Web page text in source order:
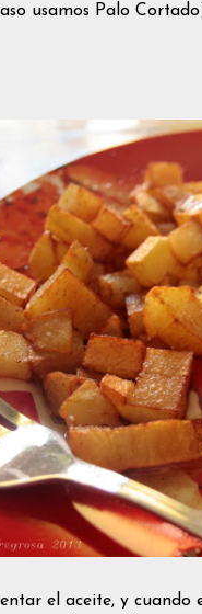
usamos Palo
el aceite, y